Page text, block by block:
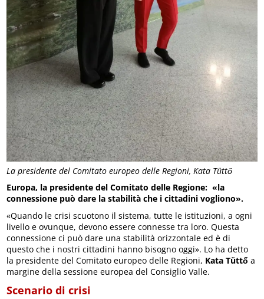
La presidente del Comitato europeo delle Regioni, Kata Tüttő
Europa, la presidente del Comitato delle Regione: «la
connessione può dare la stabilità che i cittadini vogliono».
«Quando le crisi scuotono il sistema, tutte le istituzioni, a ogni
livello e ovunque, devono essere connesse tra loro. Questa
connessione ci può dare una stabilità orizzontale ed è di
questo che i nostri cittadini hanno bisogno oggi». Lo ha detto
la presidente del Comitato europeo delle Regioni, Kata Tüttő a
margine della sessione europea del Consiglio Valle.
Scenario di crisi